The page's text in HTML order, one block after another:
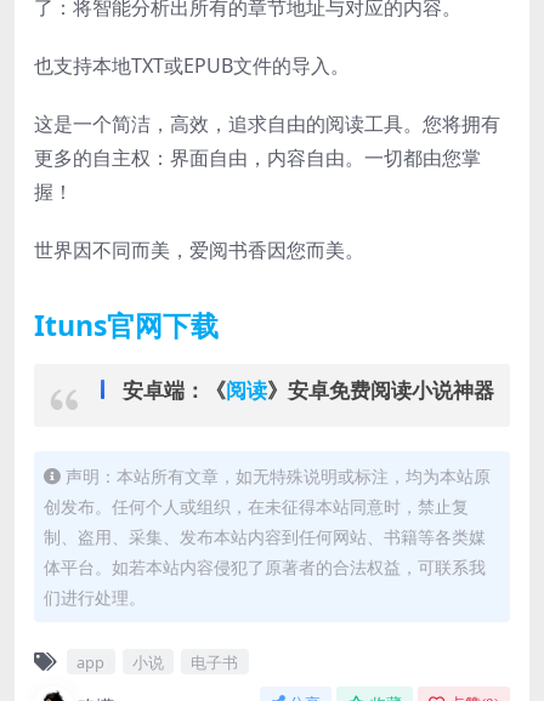
了：将智能分析出所有的章节地址与对应的内容。
也支持本地TXT或EPUB文件的导入。
这是一个简洁，高效，追求自由的阅读工具。您将拥有
更多的自主权：界面自由，内容自由。一切都由您掌
握！
世界因不同而美，爱阅书香因您而美。
Ituns官网下载
安卓端：《阅读》安卓免费阅读小说神器
声明：本站所有文章，如无特殊说明或标注，均为本站原
创发布。任何个人或组织，在未征得本站同意时，禁止复
制、盗用、采集、发布本站内容到任何网站、书籍等各类媒
体平台。如若本站内容侵犯了原著者的合法权益，可联系我
们进行处理。
app 小说 电子书